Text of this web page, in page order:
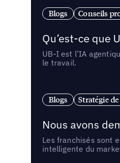
Blogs Conseils
Qu’est-ce que
UB-I est l’IA
le travail.
Blogs Stratégie
Nous avons
Les franchisés sont
intelligente du